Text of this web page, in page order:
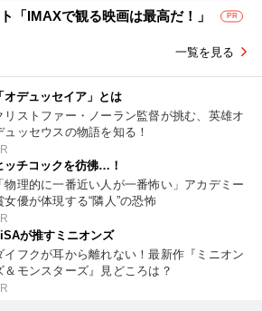
「IMAXで観る映画は最高だ！」 PR
一覧を見る
「オデュッセイア」とは
リストファー・ノーラン監督が挑む、英雄オ
ュッセウスの物語を知る！
ッチコックを彷彿…！
「物理的に一番近い人が一番怖い」アカデミー
女優が体現する“隣人”の恐怖
が推すミニオンズ
イフクが耳から離れない！最新作『ミニオン
＆モンスターズ』見どころは？